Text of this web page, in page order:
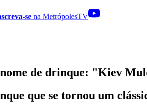
se na MetrópolesTV
de drinque: "Kiev
que se tornou um